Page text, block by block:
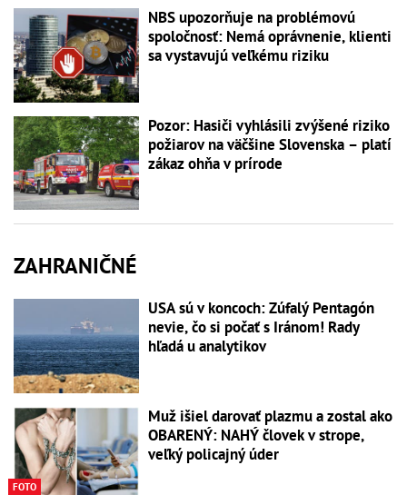
NBS upozorňuje na problémovú
spoločnosť: Nemá oprávnenie, klienti
sa vystavujú veľkému riziku
Pozor: Hasiči vyhlásili zvýšené riziko
požiarov na väčšine Slovenska – platí
zákaz ohňa v prírode
ZAHRANIČNÉ
USA sú v koncoch: Zúfalý Pentagón
nevie, čo si počať s Iránom! Rady
hľadá u analytikov
FOTO
Muž išiel darovať plazmu a zostal ako
OBARENÝ: NAHÝ človek v strope,
veľký policajný úder